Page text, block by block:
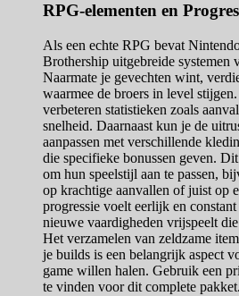
RPG-elementen en
Als een echte RPG bevat
Brothership uitgebreide
Naarmate je gevechten wint,
waarmee de broers in level
verbeteren statistieken zoals
snelheid. Daarnaast kun je de
aanpassen met verschillende
die specifieke bonussen geven.
om hun speelstijl aan te passen,
op krachtige aanvallen of juist op
progressie voelt eerlijk en
nieuwe vaardigheden vrijspeelt
Het verzamelen van zeldzame
je builds is een belangrijk aspect
game willen halen. Gebruik een
te vinden voor dit complete pakket.